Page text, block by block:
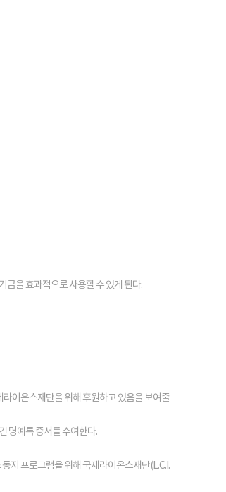
을 효과적으로 사용할 수 있게 된다.
이온스재단을 위해 후원하고 있음을 보여줄
명예록 증서를 수여한다.
지 프로그램을 위해 국제라이온스재단(L.C.I.